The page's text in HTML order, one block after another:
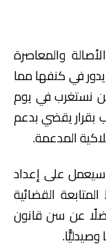
والمعاصرة
في كنفها مما
نستغرب في يوم
بقرار يقضي بدعم
المدعمة.
سيعمل على إعداد
القضائية
فضلًا عن سن قانون